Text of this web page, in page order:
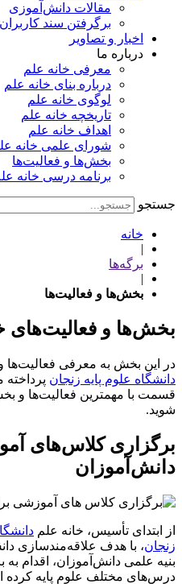
مقالات دانش‌آموزی
برگرفتن سند کاربران
اخبار و تصاویر
درباره ما
معرفی خانه علم
درباره بنای خانه علم
لوگوی خانه علم
تاریخچه خانه علم
اهداف خانه علم
شورای علمی خانه
بخش‌ها و فعالیت‌ها
برنامه درسی خانه
جستجو
خانه
|
برگه‌ها
|
بخش‌ها و فعالیت‌ها
بخش‌ها و فعالیت‌های
در این بخش به معرفی
دانشگاه علوم پایه زنجان
قسمت با مهمترین فعالیت‌ها و
شوید.
برگزاری کلاس‌های
دانش‌آموزان
از ابتدای تأسیس، خانه علم
زنجان، با هدف علاقه‌مند‌سازی
بنیه علمی دانش‌آموزان، اقدام به
درس‌های مختلف علوم پایه